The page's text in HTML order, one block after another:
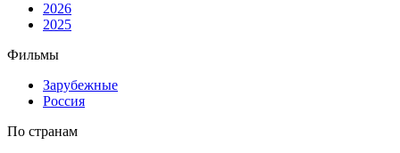
2026
2025
Фильмы
Зарубежные
Россия
По странам